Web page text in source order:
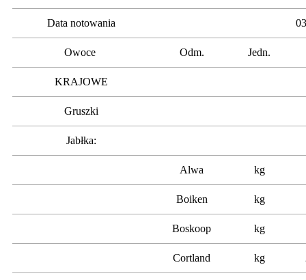
Data notowania
Owoce Odm. Jedn.
KRAJOWE
Gruszki
Jabłka:
Alwa kg
Boiken kg
Boskoop kg
Cortland kg